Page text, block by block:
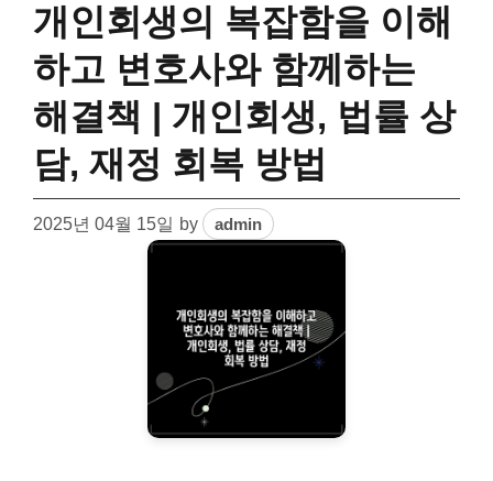
개인회생의 복잡함을 이해
하고 변호사와 함께하는
해결책 | 개인회생, 법률 상
담, 재정 회복 방법
2025년 04월 15일 by admin